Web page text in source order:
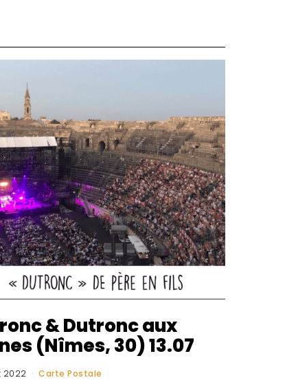
& Dutronc aux
(Nîmes, 30) 13.07
2022 Carte Postale